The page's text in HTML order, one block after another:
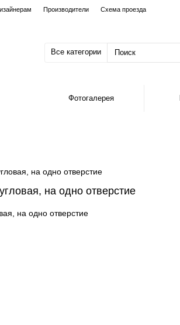
Производители Схема проезда
Все категории
Фотогалерея
на одно отверстие
на одно отверстие